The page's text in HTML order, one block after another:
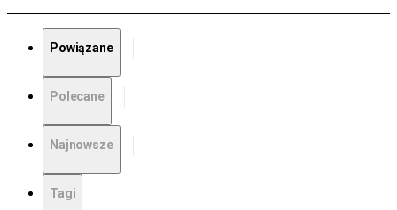
Powiązane
Polecane
Najnowsze
Tagi